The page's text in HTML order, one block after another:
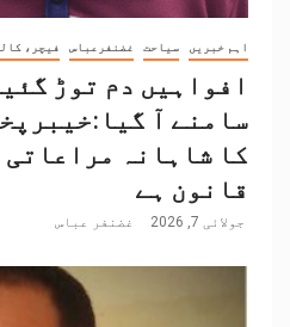
اہم خبریں سیاحت غضنفرعباس فیچر،
افواہیں دم توڑ
سامنے آ
کا شاہانہ مراعاتی
قانون ہے
جولائی 7, 2026 غضنفر عباس